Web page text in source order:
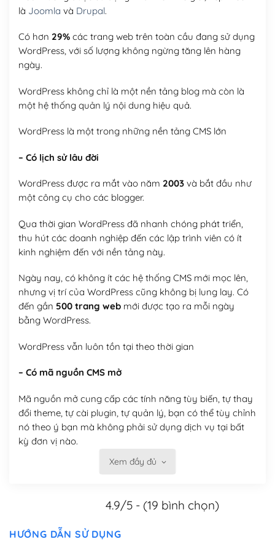
là Joomla và Drupal.
Có hơn 29%các trang web trên toàn cầu đang sử dụng
WordPress, với số lượng không ngừng tăng lên hàng
ngày.
WordPress không chỉ là một nền tảng blog mà còn là
một hệ thống quản lý nội dung hiệu quả.
WordPress là một trong những nền tảng CMS lớn
– Có lịch sử lâu đời
WordPress được ra mắt vào năm 2003và bắt đầu như
một công cụ cho các blogger.
Qua thời gian WordPress đã nhanh chóng phát triển,
thu hút các doanh nghiệp đến các lập trình viên có ít
kinh nghiệm đến với nền tảng này.
Ngày nay, có không ít các hệ thống CMS mới mọc lên,
nhưng vị trí của WordPress cũng không bị lung lay. Có
đến gần 500 trang webmới được tạo ra mỗi ngày
bằng WordPress.
WordPress vẫn luôn tồn tại theo thời gian
– Có mã nguồn CMS mở
Mã nguồn mở cung cấp các tính năng tùy biến, tự thay
đổi theme, tự cài plugin, tự quản lý, bạn có thể tùy chỉnh
nó theo ý bạn mà không phải sử dụng dịch vụ tại bất
kỳ đơn vị nào.
Việc của bạn là đăng ký một tên miền và hosting để
Có thể tùy biến trên website WordPress
– Thân thiện với công cụ tìm kiếm
Xem đầy đủ
4.9/5 - (19 bình chọn)
HƯỚNG DẪN SỬ DỤNG